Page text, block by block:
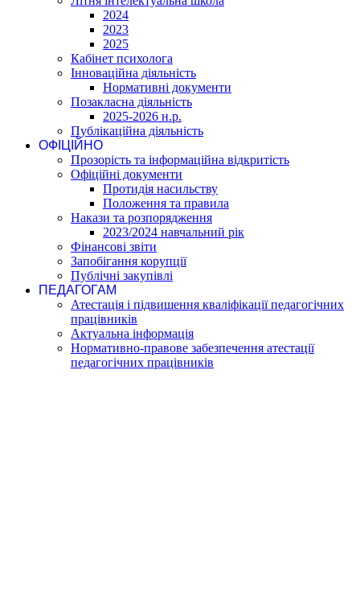
2024
2023
2025
Кабінет психолога
Інноваційна діяльність
Нормативні документи
Позакласна діяльність
2025-2026 н.р.
Публікаційна діяльність
ОФІЦІЙНО
Прозорість та інформаційна відкритість
Офіційні документи
Протидія насильству
Положення та правила
Накази та розпорядження
2023/2024 навчальний рік
Фінансові звіти
Запобігання корупції
Публічні закупівлі
ПЕДАГОГАМ
Атестація і підвишення кваліфікації педагогічних
працівників
Актуальна інформація
Нормативно-правове забезпечення атестації
педагогічних працівників